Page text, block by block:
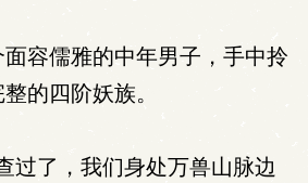
容儒雅的中年男子，手中拎
的四阶妖族。
过了，我们身处万兽山脉边